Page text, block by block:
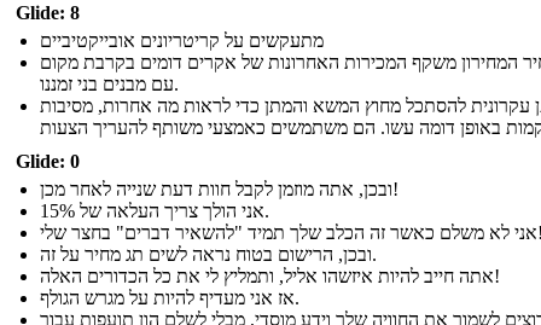
Glide: 8
מתעקשים על קריטריונים אובייקטיביים
המחירון משקף המכירות האחרונות של אקרים דומים בקרבת מקום
עם מבנים בני זמננו.
עקרונית להסתכל מחוץ המשא והמתן כדי לראות מה אחרות, מסיבות
Glide: 0
ובכן, אתה מוזמן לקבל חוות דעת שנייה לאחר מכן!
אני הולך צריך העלאה של 15%.
דברים" בחצר שלי!
ובכן, הרישום בטוח נראה לשים תג מחיר על זה.
אתה חייב להיות איזשהו אליל, ותמליץ לי את כל הכדורים האלה!
אז אני מעדיף להיות על מגרש הגולף.
לשמור את החוויה שלך וידע מוסדי, מבלי לשלם הון תועפות עבור